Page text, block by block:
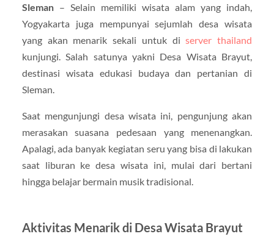
Sleman– Selain memiliki wisata alam yang indah,
Yogyakarta juga mempunyai sejumlah desa wisata
yang akan menarik sekali untuk diserver thailand
kunjungi. Salah satunya yakni Desa Wisata Brayut,
destinasi wisata edukasi budaya dan pertanian di
Sleman.
Saat mengunjungi desa wisata ini, pengunjung akan
merasakan suasana pedesaan yang menenangkan.
Apalagi, ada banyak kegiatan seru yang bisa di lakukan
saat liburan ke desa wisata ini, mulai dari bertani
hingga belajar bermain musik tradisional.
Aktivitas Menarik di Desa Wisata Brayut